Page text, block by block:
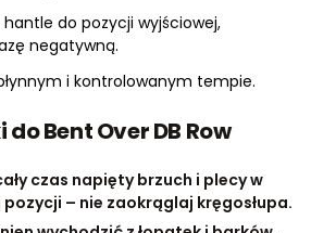
hantle do pozycji wyjściowej,
negatywną.
i kontrolowanym tempie.
Bent Over DB Row
czas napięty brzuch i plecy w
– nie zaokrąglaj kręgosłupa.